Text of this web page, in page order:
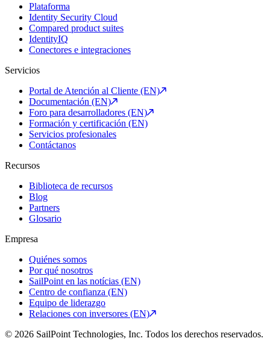
Plataforma
Identity Security Cloud
Compared product suites
IdentityIQ
Conectores e integraciones
Servicios
Portal de Atención al Cliente (EN)
Documentación (EN)
Foro para desarrolladores (EN)
Formación y certificación (EN)
Servicios profesionales
Contáctanos
Recursos
Biblioteca de recursos
Blog
Partners
Glosario
Empresa
Quiénes somos
Por qué nosotros
SailPoint en las notícias (EN)
Centro de confianza (EN)
Equipo de liderazgo
Relaciones con inversores (EN)
© 2026 SailPoint Technologies, Inc. Todos los derechos reservados.